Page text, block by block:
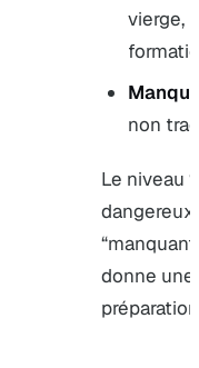
vierge,
non
Le niveau
donne